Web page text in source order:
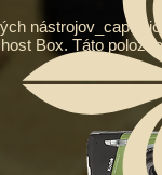
nástrojov_cap.
Box. Táto